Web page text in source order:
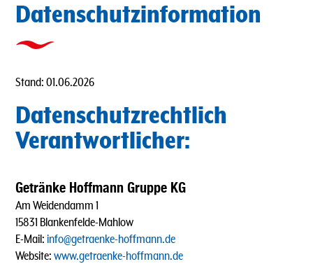
Datenschutzinformation
Stand: 01.06.2026
Datenschutzrechtlich
Verantwortlicher:
Getränke Hoffmann Gruppe KG
Am Weidendamm 1
15831 Blankenfelde-Mahlow
E-Mail: info@getraenke-hoffmann.de
Website: www.getraenke-hoffmann.de